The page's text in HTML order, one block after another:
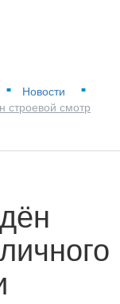
■ Новости ■
строевой смотр